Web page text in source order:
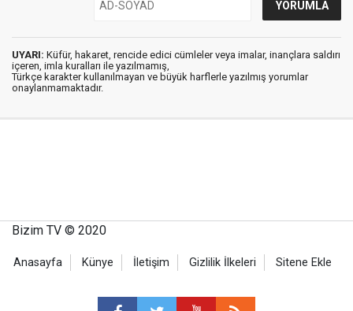
UYARI: Küfür, hakaret, rencide edici cümleler veya imalar, inançlara saldırı
içeren, imla kuralları ile yazılmamış,
Türkçe karakter kullanılmayan ve büyük harflerle yazılmış yorumlar
onaylanmamaktadır.
Bizim TV © 2020
Anasayfa Künye İletişim Gizlilik İlkeleri Sitene Ekle